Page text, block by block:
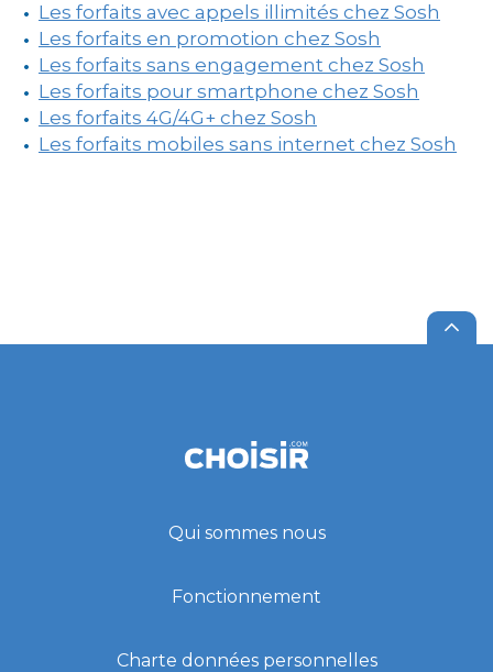
Les forfaits avec appels illimités chez Sosh
Les forfaits en promotion chez Sosh
Les forfaits sans engagement chez Sosh
Les forfaits pour smartphone chez Sosh
Les forfaits 4G/4G+ chez Sosh
Les forfaits mobiles sans internet chez Sosh
Qui sommes nous
Fonctionnement
Charte données personnelles